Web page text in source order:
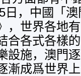
日，中國「
，世界各地
合各式各樣
設施，澳門
漸成爲世界